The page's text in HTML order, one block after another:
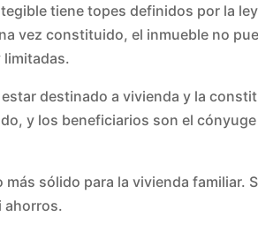
tiene topes definidos por la
vez constituido, el inmueble no
limitadas.
destinado a vivienda y la
y los beneficiarios son el cónyuge
sólido para la vivienda familiar.
ahorros.